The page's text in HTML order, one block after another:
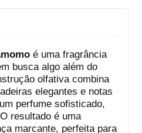
é uma fragrância
busca algo além do
olfativa combina
elegantes e notas
perfume sofisticado,
resultado é uma
marcante, perfeita para